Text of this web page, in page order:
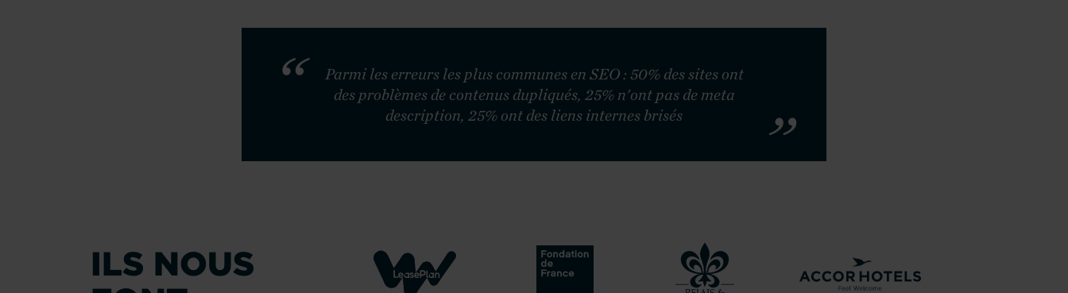
Parmi les erreurs les plus communes en SEO : 50% des sites ont
des problèmes de contenus dupliqués, 25% n'ont pas de meta
description, 25% ont des liens internes brisés
ILS NOUS